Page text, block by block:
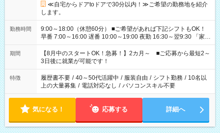
≪自宅からドアtoドアで30分以内！≫ご希望の勤務地を紹介
します。
勤務時間
9:00～18:00（休憩60分） ■ご希望があれば下記シフトもOK！
早番 7:00～16:00 遅番 10:00～19:00 夜勤 16:30～翌9:30 「家族
と休みを合わせたい」 「余裕を持って夕飯の準備がしたい」
「できれば残業はしたくない」 など、ご希望を教えてください
ね。 ※Wワーク希望の方へ 今ご覧のお仕事で希望する勤務時間
と、もう1つのお仕事の勤務時間。 合計で週40時間を超える場
合は応募できません。
期間
【8月中のスタートOK！急募！】2カ月～ ■ご応募から最短2～
3日後に就業が可能です！
特徴 履歴書不要 / 40～50代活躍中 / 服装自由 / シフト勤務 / 10名以
上の大量募集 / 電話対応なし / パソコンスキル不要
気になる！ 応募する 詳細へ